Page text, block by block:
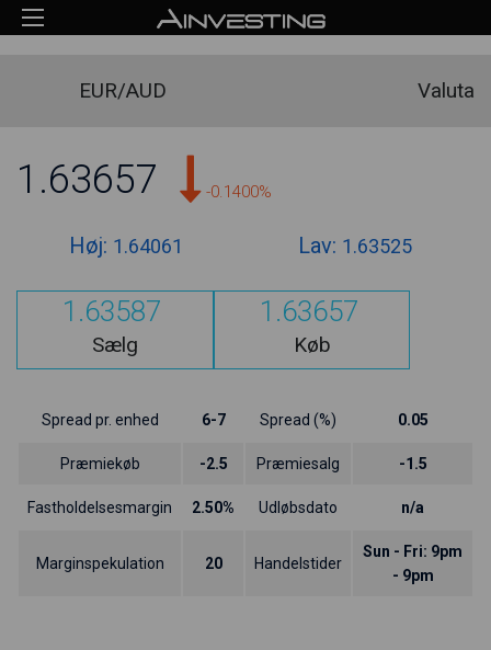
EUR/AUD Valuta
1.63657 -0.1400%
Høj: 1.64061 Lav: 1.63525
1.63587
Sælg
1.63657
Køb
Spread pr. enhed 6-7 Spread (%) 0.05
Præmiekøb -2.5 Præmiesalg -1.5
Fastholdelsesmargin 2.50% Udløbsdato n/a
Marginspekulation 20 Handelstider
Sun - Fri: 9pm
- 9pm